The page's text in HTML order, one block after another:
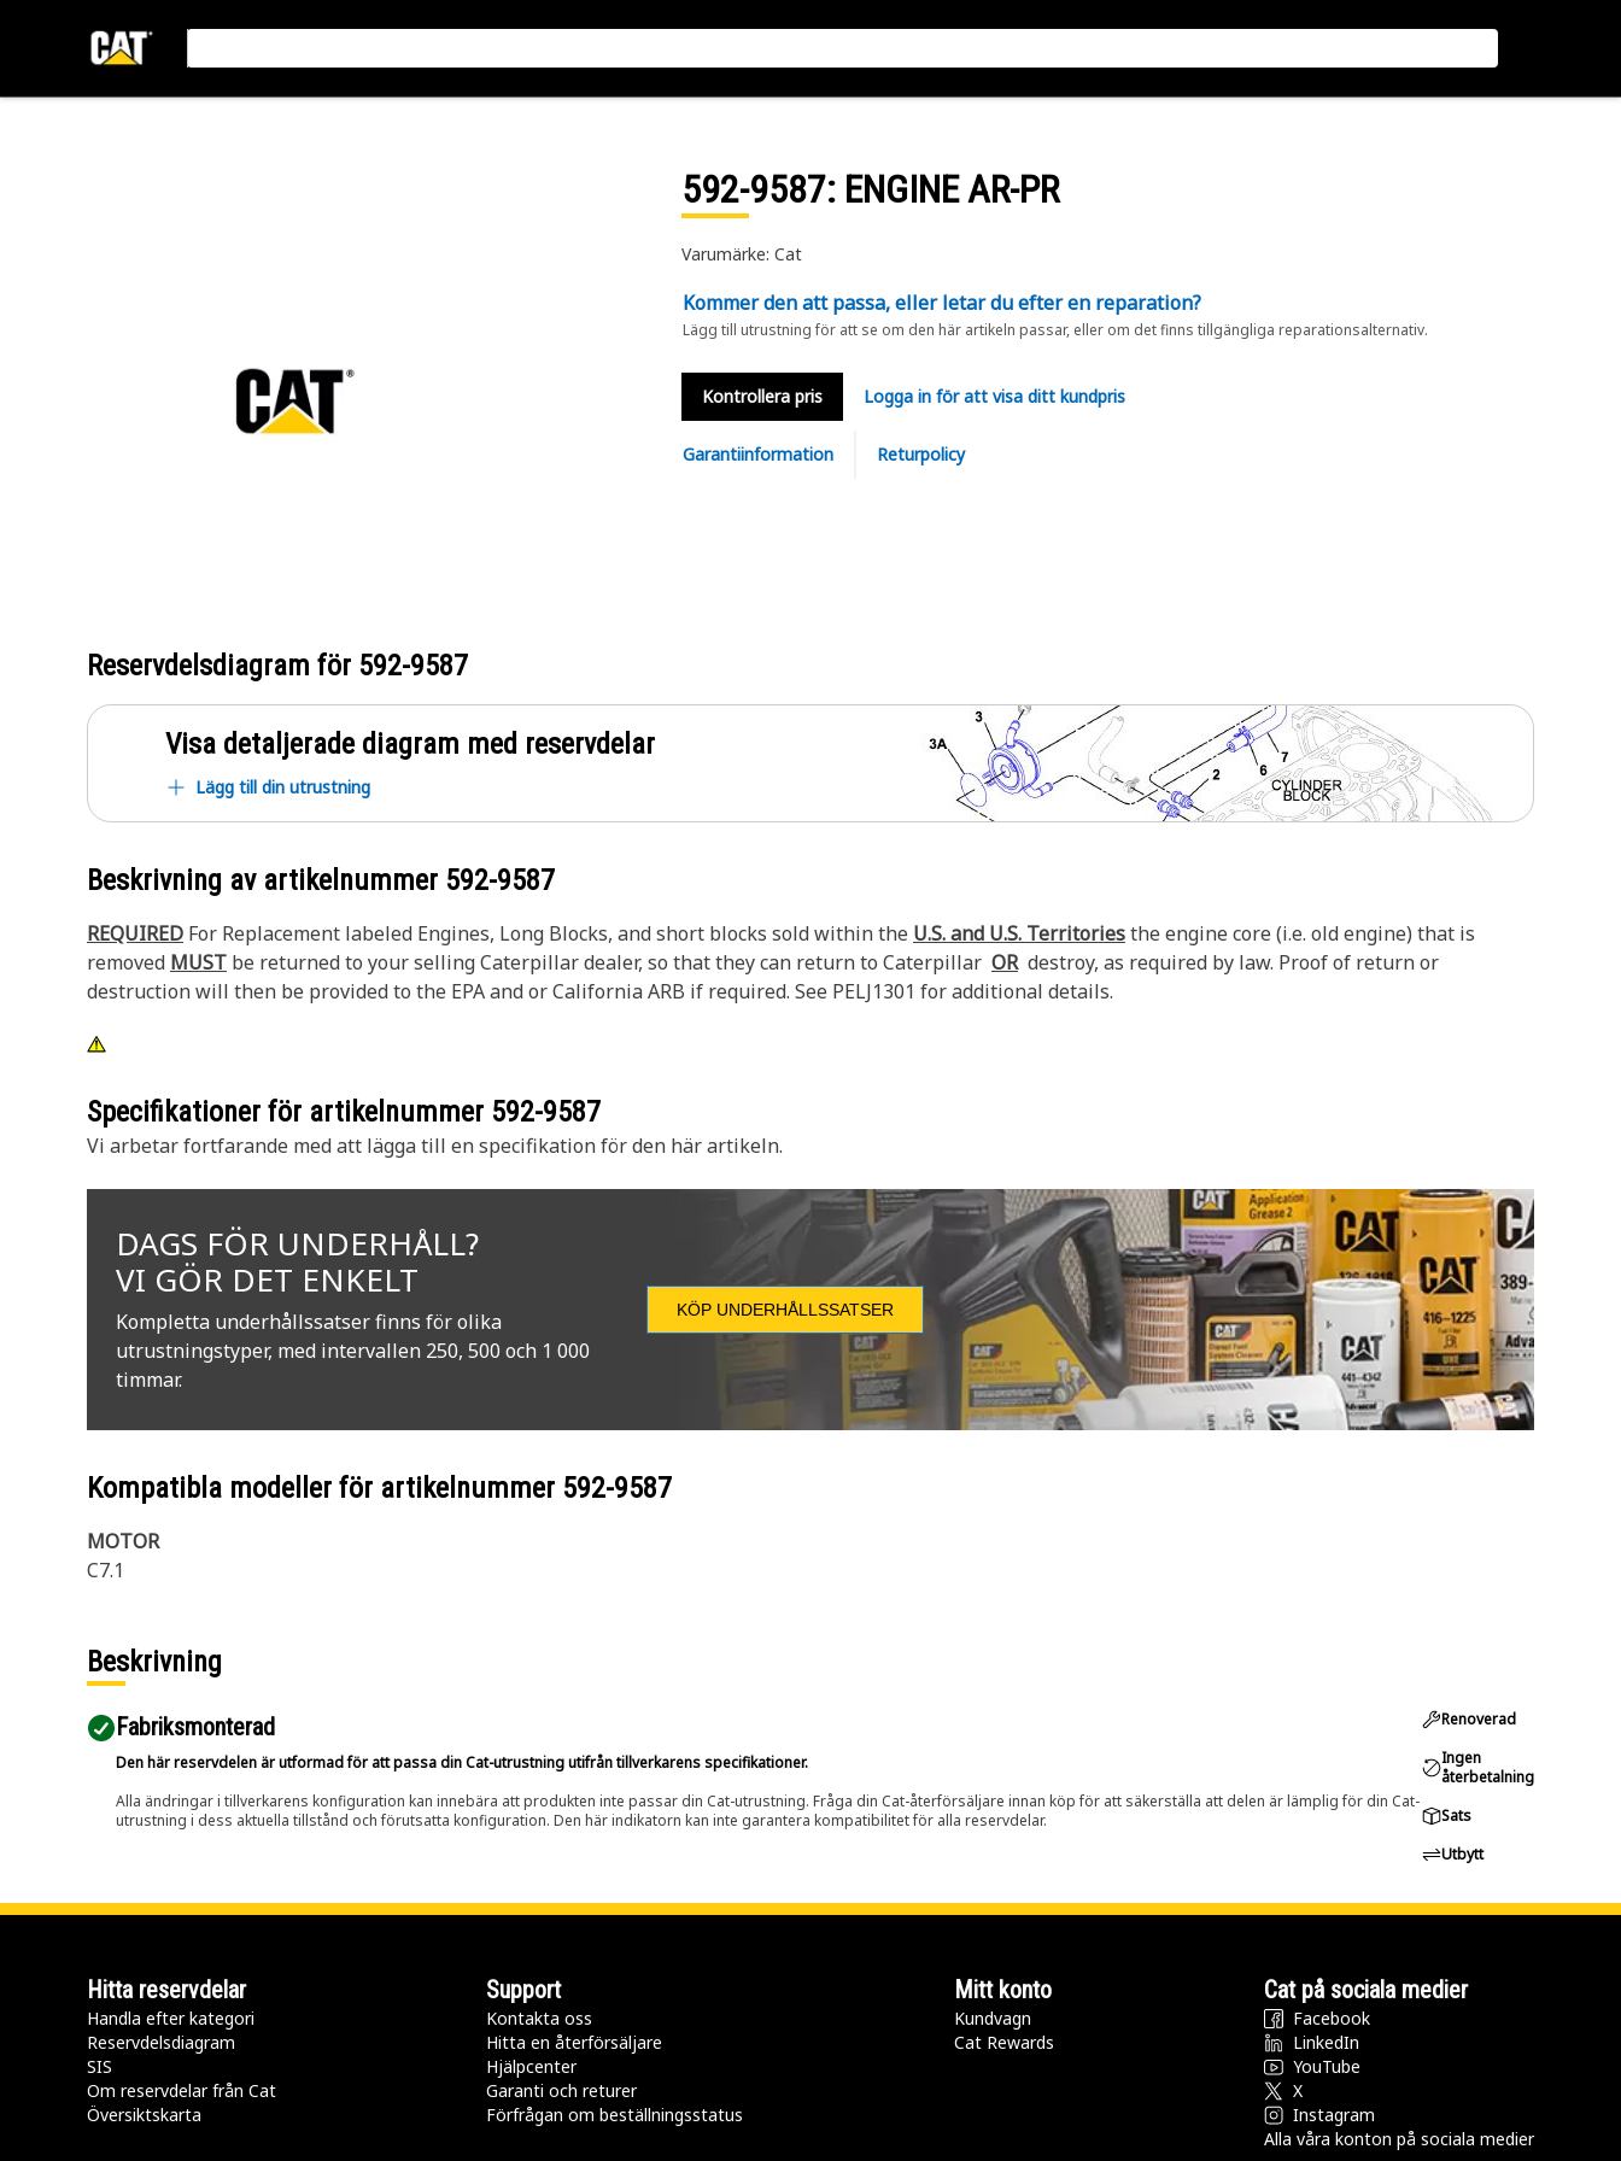
592-9587: ENGINE AR-PR
Varumärke: Cat
Kommer den att passa, eller letar du efter en reparation?
Lägg till utrustning för att se om den här artikeln passar, eller om det finns tillgängliga reparationsalternativ.
Kontrollera pris Logga in för att visa ditt kundpris
Garantiinformation Returpolicy
Reservdelsdiagram för 592-9587
Visa detaljerade diagram med reservdelar
Lägg till din utrustning
Beskrivning av artikelnummer 592-9587
REQUIRED For Replacement labeled Engines, Long Blocks, and short blocks sold within the U.S. and U.S. Territoriesthe engine core (i.e. old engine) that is
removed MUST be returned to your selling Caterpillar dealer, so that they can return to Caterpillar ORdestroy, as required by law. Proof of return or
destruction will then be provided to the EPA and or California ARB if required. See PELJ1301 for additional details.
Specifikationer för artikelnummer 592-9587
Vi arbetar fortfarande med att lägga till en specifikation för den här artikeln.
DAGS FÖR UNDERHÅLL?
VI GÖR DET ENKELT
Kompletta underhållssatser finns för olika
utrustningstyper, med intervallen 250, 500 och 1 000
timmar.
KÖP UNDERHÅLLSSATSER
Kompatibla modeller för artikelnummer 592-9587
MOTOR
C7.1
Beskrivning
Fabriksmonterad
Den här reservdelen är utformad för att passa din Cat-utrustning utifrån tillverkarens specifikationer.
Alla ändringar i tillverkarens konfiguration kan innebära att produkten inte passar din Cat-utrustning. Fråga din Cat-återförsäljare innan köp för att säkerställa att delen är lämplig för din Cat-
utrustning i dess aktuella tillstånd och förutsatta konfiguration. Den här indikatorn kan inte garantera kompatibilitet för alla reservdelar.
Renoverad
Ingen
återbetalning
Sats
Utbytt
Hitta reservdelar
Handla efter kategori
Reservdelsdiagram
SIS
Om reservdelar från Cat
Översiktskarta
Support
Kontakta oss
Hitta en återförsäljare
Hjälpcenter
Garanti och returer
Förfrågan om beställningsstatus
Mitt konto
Kundvagn
Cat Rewards
Cat på sociala medier
Facebook
LinkedIn
YouTube
X
Instagram
Alla våra konton på sociala medier